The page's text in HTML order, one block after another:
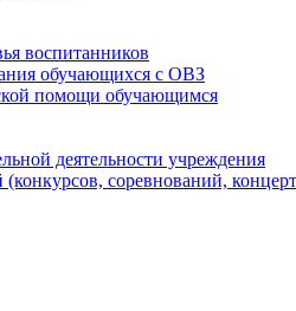
воспитанников
обучающихся с ОВЗ
помощи обучающимся
деятельности учреждения
(конкурсов, соревнований,